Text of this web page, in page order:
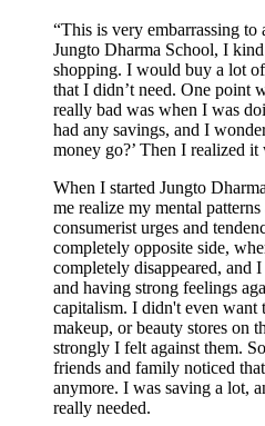
“This is very embarrassing to
Jungto Dharma School, I
shopping. I would buy a lot
that I didn’t need. One point
really bad was when I was
had any savings, and I
money go?’ Then I realized it
When I started Jungto
me realize my mental
consumerist urges and
completely opposite side,
completely disappeared, and
and having strong feelings
capitalism. I didn't even want
makeup, or beauty stores on
strongly I felt against them.
friends and family noticed
anymore. I was saving a lot,
really needed.